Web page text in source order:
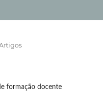
formação docente